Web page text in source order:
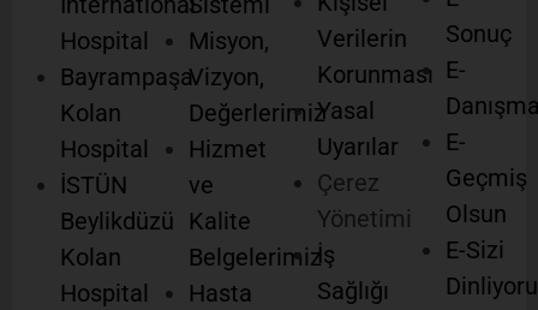
Hospital
Bayrampaşa
Kolan
Hospital
İSTÜN
Beylikdüzü
Kolan
Hospital
Misyon,
Vizyon,
Değerlerimiz
Hizmet
ve
Kalite
Belgelerimiz
Hasta
Verilerin
Korunması
Yasal
Uyarılar
Çerez
Yönetimi
İş
Sağlığı
Sonuç
E-
E-
Geçmiş
Olsun
E-Sizi